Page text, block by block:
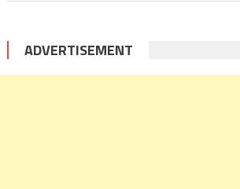
ADVERTISEMENT